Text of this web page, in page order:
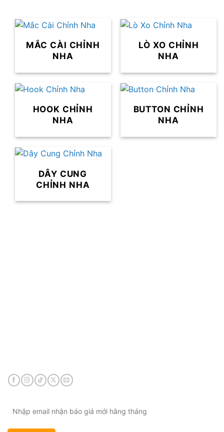
MẮC CÀI CHỈNH
NHA
LÒ XO CHỈNH
NHA
HOOK CHỈNH
NHA
BUTTON CHỈNH
NHA
DÂY CUNG
CHỈNH NHA